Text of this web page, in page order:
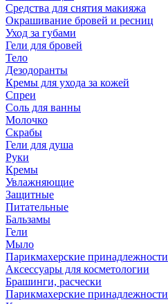
Средства для снятия макияжа
Окрашивание бровей и ресниц
Уход за губами
Гели для бровей
Тело
Дезодоранты
Кремы для ухода за кожей
Спреи
Соль для ванны
Молочко
Скрабы
Гели для душа
Руки
Кремы
Увлажняющие
Защитные
Питательные
Бальзамы
Гели
Мыло
Парикмахерские принадлежности
Аксессуары для косметологии
Брашинги, расчески
Парикмахерские принадлежности